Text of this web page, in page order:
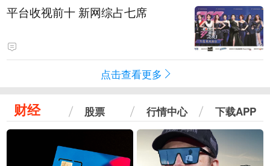
平台收视前十 新网综占七席
点击查看更多
财经 股票 行情中心 下载APP